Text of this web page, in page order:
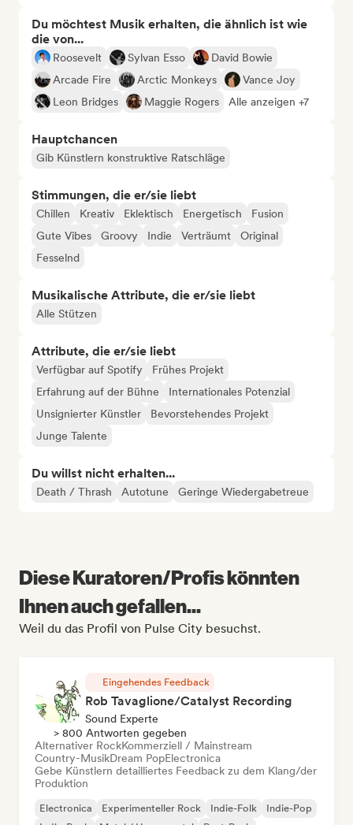
Du möchtest Musik erhalten, die ähnlich ist wie
die von...
Roosevelt Sylvan Esso
David Bowie
Arcade Fire
Arctic Monkeys
Vance Joy
Leon Bridges
Maggie Rogers Alle anzeigen +7
Hauptchancen
Gib Künstlern konstruktive Ratschläge
Stimmungen, die er/sie liebt
Chillen Kreativ Eklektisch Energetisch
Fusion
Gute Vibes
Groovy Indie Verträumt
Original
Fesselnd
Musikalische Attribute, die er/sie liebt
Alle Stützen
Attribute, die er/sie liebt
Verfügbar auf Spotify
Frühes Projekt
Erfahrung auf der Bühne
Internationales Potenzial
Unsignierter Künstler
Bevorstehendes Projekt
Junge Talente
Du willst nicht erhalten...
Death / Thrash Autotune Geringe Wiedergabetreue
Diese Kuratoren/Profis könnten
Ihnen auch gefallen...
Weil du das Profil von Pulse City besuchst.
Eingehendes Feedback
Rob Tavaglione/Catalyst Recording
Sound Experte
> 800 Antworten gegeben
Alternativer RockKommerziell / Mainstream
Country-MusikDream PopElectronica
Gebe Künstlern detailliertes Feedback zu dem Klang/der
Produktion
Electronica Experimenteller Rock Indie-Folk
Indie-Pop